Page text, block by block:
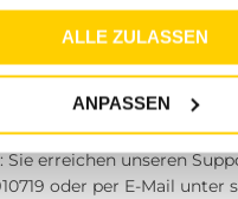
ALLE ZULASSEN
ANPASSEN
zu gegebenenfalls
deren genaue Bedingungen
und auf besonderen
im Online-Shop.
Sie erreichen unseren
oder per E-Mail unter